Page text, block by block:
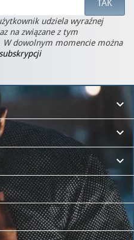
udziela wyraźnej
na związane z tym
W dowolnym momencie można


